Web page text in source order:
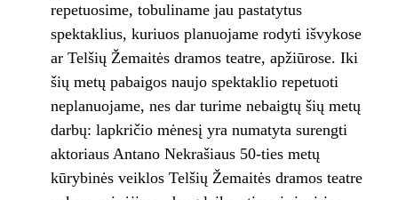
repetuosime, tobuliname jau pastatytus
spektaklius, kuriuos planuojame rodyti išvykose
ar Telšių Žemaitės dramos teatre, apžiūrose. Iki
šių metų pabaigos naujo spektaklio repetuoti
neplanuojame, nes dar turime nebaigtų šių metų
darbų: lapkričio mėnesį yra numatyta surengti
aktoriaus Antano Nekrašiaus 50-ties metų
kūrybinės veiklos Telšių Žemaitės dramos teatre